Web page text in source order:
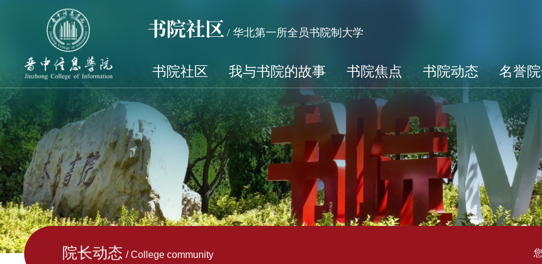
书院社区 / 华北第一所全员书院制大学
书院社区 我与书院的故事 书院焦点 书院动态 名誉
院长动态 / College community